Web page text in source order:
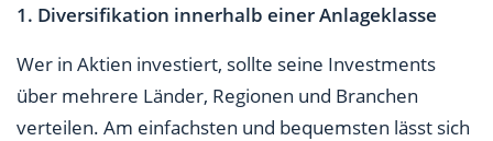
1. Diversifikation innerhalb einer Anlageklasse
Wer in Aktien investiert, sollte seine Investments
über mehrere Länder, Regionen und Branchen
verteilen. Am einfachsten und bequemsten lässt sich